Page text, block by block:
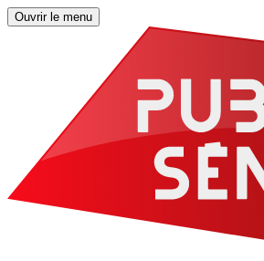
Ouvrir le menu